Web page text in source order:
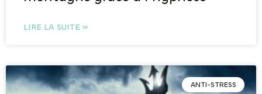
LIRE LA SUITE »
ANTI-STRESS